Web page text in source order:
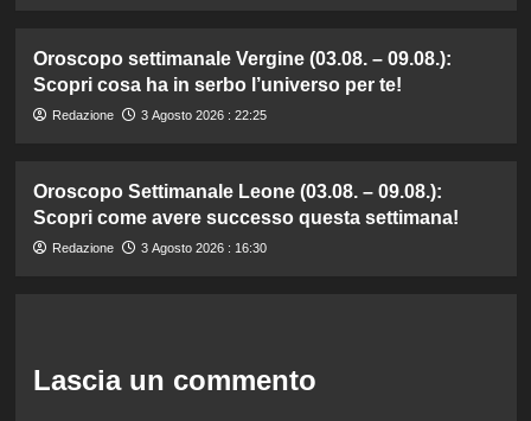
Oroscopo settimanale Vergine (03.08. – 09.08.):
Scopri cosa ha in serbo l’universo per te!
Redazione 3 Agosto 2026 : 22:25
Oroscopo Settimanale Leone (03.08. – 09.08.):
Scopri come avere successo questa settimana!
Redazione 3 Agosto 2026 : 16:30
Lascia un commento